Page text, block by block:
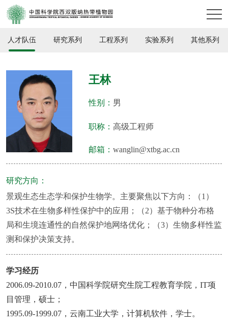
人才队伍 研究系列 工程系列 实验系列 其他系列
王林
性别： 男
职称： 高级工程师
邮箱： wanglin@xtbg.ac.cn
研究方向：
景观生态生态学和保护生物学。主要聚焦以下方向：（1）
3S技术在生物多样性保护中的应用；（2）基于物种分布格
局和生境连通性的自然保护地网络优化；（3）生物多样性监
测和保护决策支持。
学习经历
2006.09-2010.07 ， 中国科学院研究生院工程教育学院 ， IT项
目管理，硕士；
1995.09-1999.07 ，云南工业大学 ，计算机软件，学士。